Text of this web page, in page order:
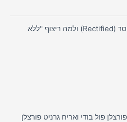
מדע החיתוך: מהו אריח מנוסר (Rectified) ולמה ריצוף "ללא
פול בודי ואריח גרניט פורצלן